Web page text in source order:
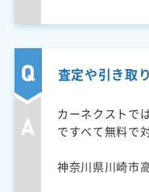
査定や引き取
カーネクストで
ですべて無料で
神奈川県川崎市